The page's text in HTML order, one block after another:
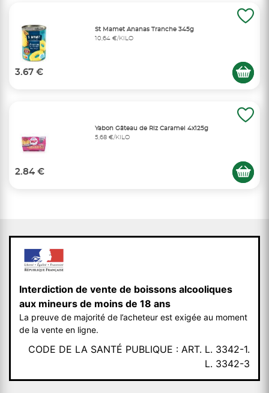
St Mamet Ananas Tranche 345g
10,64 €/KILO
3.67 €
Yabon Gâteau de Riz Caramel 4x125g
5,68 €/KILO
2.84 €
Interdiction de vente de boissons alcooliques
aux mineurs de moins de 18 ans
La preuve de majorité de l’acheteur est exigée au moment
de la vente en ligne.
CODE DE LA SANTÉ PUBLIQUE : ART. L. 3342-1.
L. 3342-3